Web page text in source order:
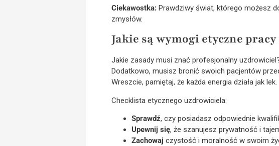
Ciekawostka: Prawdziwy świat, którego możesz
zmysłów.
Jakie są wymogi etyczne
Jakie zasady musi znać profesjonalny
Dodatkowo, musisz bronić swoich pacjentów
Wreszcie, pamiętaj, że każda energia działa jak lek.
Checklista etycznego uzdrowiciela:
Sprawdź, czy posiadasz odpowiednie
Upewnij się, że szanujesz prywatność i
Zachowaj czystość i moralność w swoim